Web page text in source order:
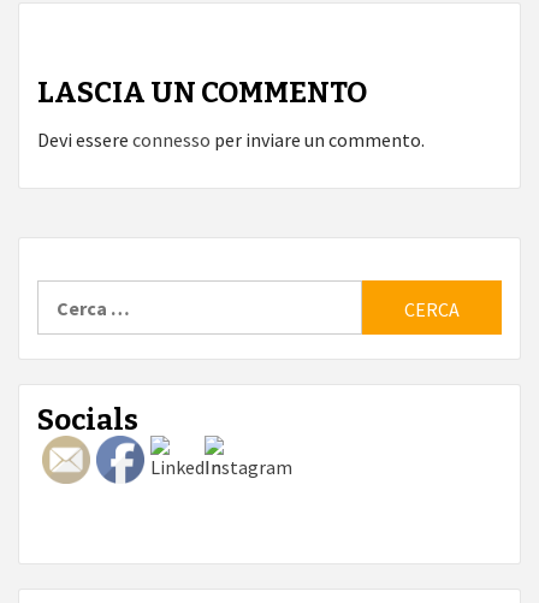
LASCIA UN COMMENTO
Devi essere connesso per inviare un commento.
per:
Socials